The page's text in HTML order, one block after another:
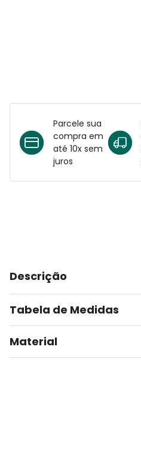
Parcele sua
compra em
até 10x sem
juros
Descrição
Tabela de Medidas
Material